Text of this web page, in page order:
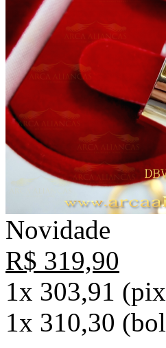
Novidade
R$ 319,90
1x 303,91
1x 310,30